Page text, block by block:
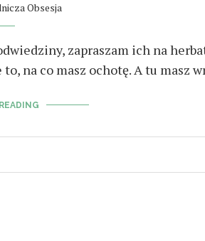
Obsesja
zapraszam ich na
na co masz ochotę. A tu masz